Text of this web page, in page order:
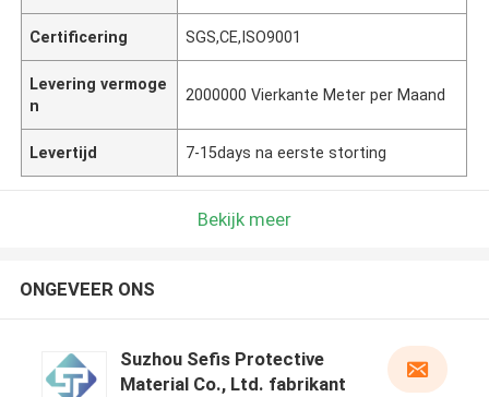
Certificering SGS,CE,ISO9001
Levering vermoge
n
2000000 Vierkante Meter per Maand
Levertijd 7-15days na eerste storting
Bekijk meer
ONGEVEER ONS
Suzhou Sefis Protective
Material Co., Ltd. fabrikant